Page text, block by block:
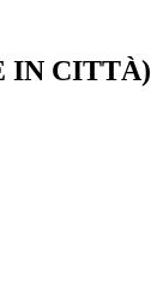
IN CITTÀ)